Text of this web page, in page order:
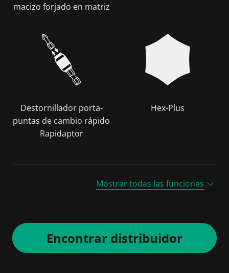
macizo forjado en matriz
Destornillador porta-
puntas de cambio rápido
Rapidaptor
Hex-Plus
Mostrar todas las funciones
Encontrar distribuidor